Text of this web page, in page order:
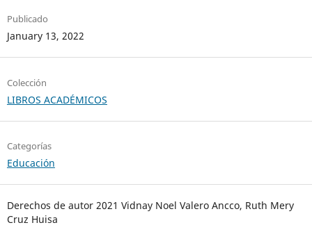
Publicado
January 13, 2022
Colección
LIBROS ACADÉMICOS
Categorías
Educación
Derechos de autor 2021 Vidnay Noel Valero Ancco, Ruth Mery
Cruz Huisa